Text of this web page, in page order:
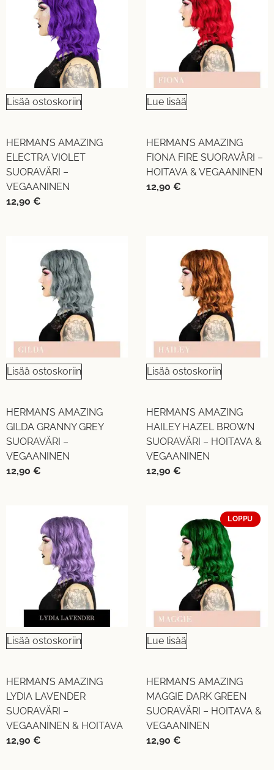
Lisää ostoskoriin
HERMAN’S AMAZING
ELECTRA VIOLET
SUORAVÄRI –
VEGAANINEN
12,90 €
Lue lisää
HERMAN’S AMAZING
FIONA FIRE SUORAVÄRI –
HOITAVA & VEGAANINEN
12,90 €
Lisää ostoskoriin
HERMAN’S AMAZING
GILDA GRANNY GREY
SUORAVÄRI –
VEGAANINEN
12,90 €
Lisää ostoskoriin
HERMAN’S AMAZING
HAILEY HAZEL BROWN
SUORAVÄRI – HOITAVA &
VEGAANINEN
12,90 €
Lisää ostoskoriin
HERMAN’S AMAZING
LYDIA LAVENDER
SUORAVÄRI –
VEGAANINEN & HOITAVA
12,90 €
LOPPU
Lue lisää
HERMAN’S AMAZING
MAGGIE DARK GREEN
SUORAVÄRI – HOITAVA &
VEGAANINEN
12,90 €